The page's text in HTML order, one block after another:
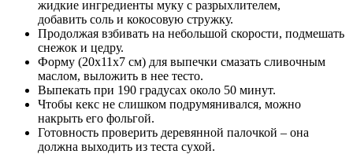
жидкие ингредиенты муку с разрыхлителем,
добавить соль и кокосовую стружку.
Продолжая взбивать на небольшой скорости, подмешать
снежок и цедру.
Форму (20х11х7 см) для выпечки смазать сливочным
маслом, выложить в нее тесто.
Выпекать при 190 градусах около 50 минут.
Чтобы кекс не слишком подрумянивался, можно
накрыть его фольгой.
Готовность проверить деревянной палочкой – она
должна выходить из теста сухой.